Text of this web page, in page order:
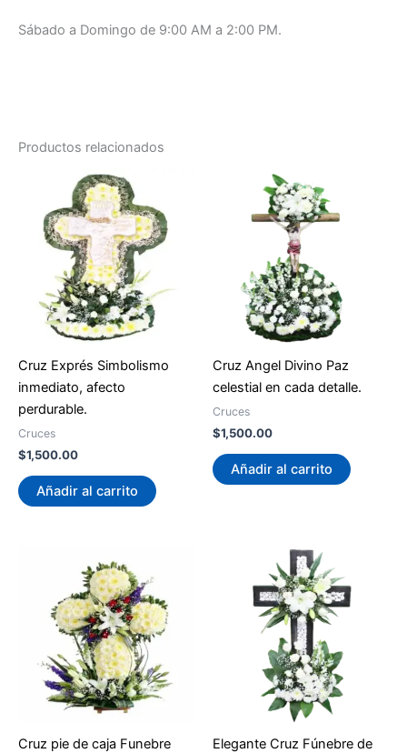
Sábado a Domingo de 9:00 AM a 2:00 PM.
Productos relacionados
Cruz Exprés Simbolismo
inmediato, afecto
perdurable.
Cruces
$1,500.00
Añadir al carrito
Cruz Angel Divino Paz
celestial en cada detalle.
Cruces
$1,500.00
Añadir al carrito
Cruz pie de caja Funebre
Elegante Cruz Fúnebre de